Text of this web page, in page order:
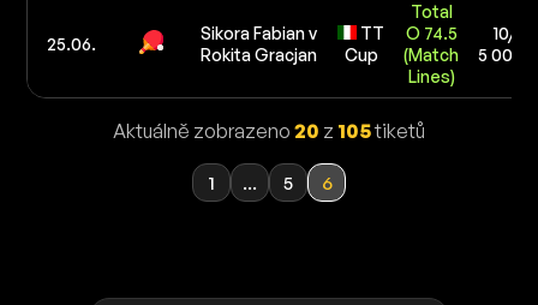
25.06.
Sikora Fabian v
Rokita Gracjan
TT
Cup
Total
O 74.5
(Match
Lines)
10/10
5 000
Aktuálně zobrazeno 20 z 105tiketů
1 ... 5 6